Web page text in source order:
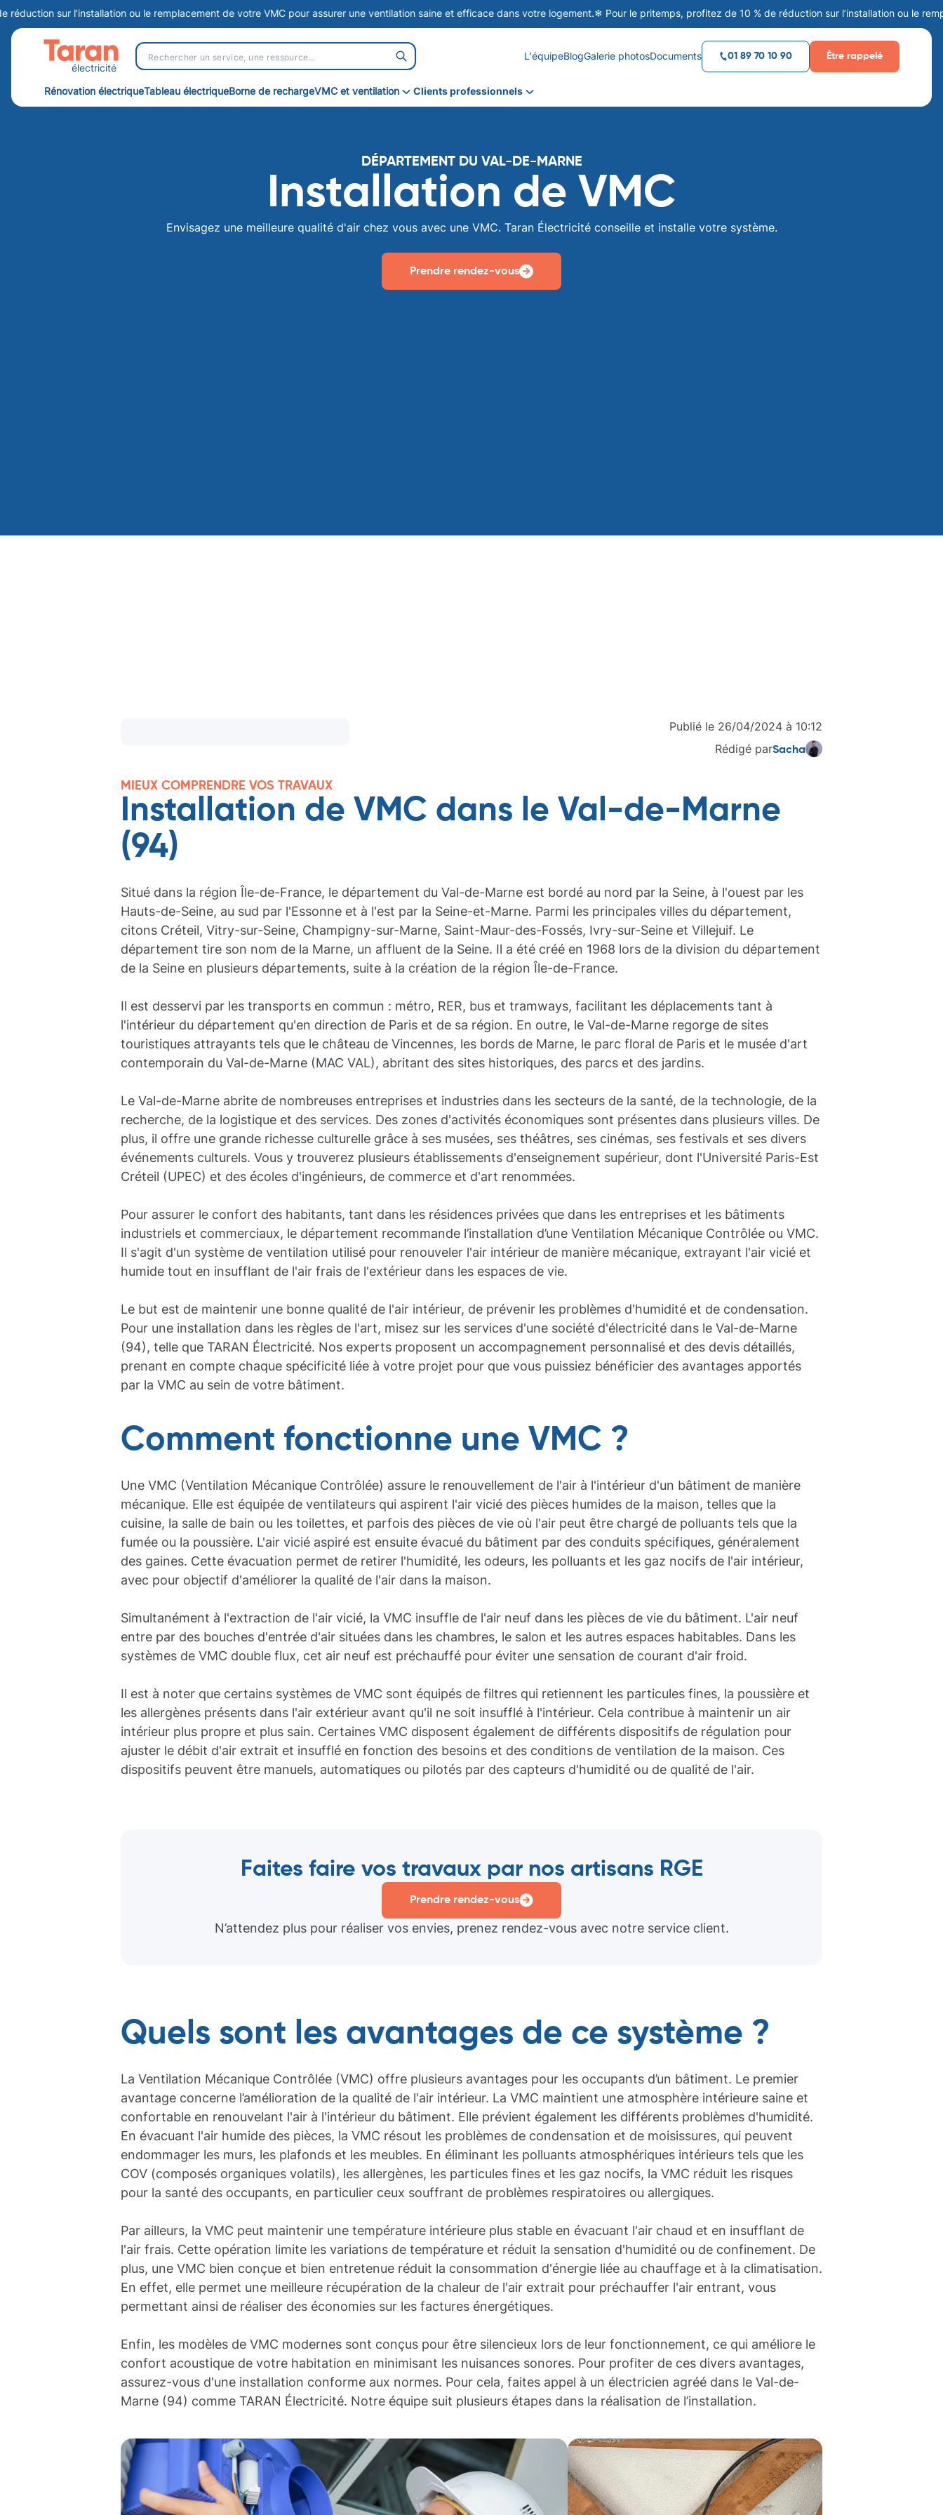
sur l’installation ou le remplacement de votre VMC pour assurer une ventilation saine et efficace dans votre logement.❄ Pour le pritemps, profitez de 10 % de réduction sur l’installation ou le
électricité
L'équipeBlogGalerie photosDocuments 01 89 70 10 90 Être rappelé
Rénovation électriqueTableau électriqueBorne de rechargeVMC et ventilation
Clients professionnels
DÉPARTEMENT DU VAL-DE-MARNE
Installation de VMC
Envisagez une meilleure qualité d'air chez vous avec une VMC. Taran Électricité conseille et installe votre système.
Prendre rendez-vous
Publié le 26/04/2024 à 10:12
Rédigé parSacha
MIEUX COMPRENDRE VOS TRAVAUX
Installation de VMC dans le Val-de-Marne
(94)
Situé dans la région Île-de-France, le département du Val-de-Marne est bordé au nord par la Seine, à l'ouest par les
Hauts-de-Seine, au sud par l'Essonne et à l'est par la Seine-et-Marne. Parmi les principales villes du département,
citons Créteil, Vitry-sur-Seine, Champigny-sur-Marne, Saint-Maur-des-Fossés, Ivry-sur-Seine et Villejuif. Le
département tire son nom de la Marne, un affluent de la Seine. Il a été créé en 1968 lors de la division du département
de la Seine en plusieurs départements, suite à la création de la région Île-de-France.
Il est desservi par les transports en commun : métro, RER, bus et tramways, facilitant les déplacements tant à
l'intérieur du département qu'en direction de Paris et de sa région. En outre, le Val-de-Marne regorge de sites
touristiques attrayants tels que le château de Vincennes, les bords de Marne, le parc floral de Paris et le musée d'art
contemporain du Val-de-Marne (MAC VAL), abritant des sites historiques, des parcs et des jardins.
Le Val-de-Marne abrite de nombreuses entreprises et industries dans les secteurs de la santé, de la technologie, de la
recherche, de la logistique et des services. Des zones d'activités économiques sont présentes dans plusieurs villes. De
plus, il offre une grande richesse culturelle grâce à ses musées, ses théâtres, ses cinémas, ses festivals et ses divers
événements culturels. Vous y trouverez plusieurs établissements d'enseignement supérieur, dont l'Université Paris-Est
Créteil (UPEC) et des écoles d'ingénieurs, de commerce et d'art renommées.
Pour assurer le confort des habitants, tant dans les résidences privées que dans les entreprises et les bâtiments
industriels et commerciaux, le département recommande l’installation d’une Ventilation Mécanique Contrôlée ou VMC.
Il s'agit d'un système de ventilation utilisé pour renouveler l'air intérieur de manière mécanique, extrayant l'air vicié et
humide tout en insufflant de l'air frais de l'extérieur dans les espaces de vie.
Le but est de maintenir une bonne qualité de l'air intérieur, de prévenir les problèmes d'humidité et de condensation.
Pour une installation dans les règles de l'art, misez sur les services d'une société d'électricité dans le Val-de-Marne
(94), telle que TARAN Électricité. Nos experts proposent un accompagnement personnalisé et des devis détaillés,
prenant en compte chaque spécificité liée à votre projet pour que vous puissiez bénéficier des avantages apportés
par la VMC au sein de votre bâtiment.
Comment fonctionne une VMC ?
Une VMC (Ventilation Mécanique Contrôlée) assure le renouvellement de l'air à l'intérieur d'un bâtiment de manière
mécanique. Elle est équipée de ventilateurs qui aspirent l'air vicié des pièces humides de la maison, telles que la
cuisine, la salle de bain ou les toilettes, et parfois des pièces de vie où l'air peut être chargé de polluants tels que la
fumée ou la poussière. L'air vicié aspiré est ensuite évacué du bâtiment par des conduits spécifiques, généralement
des gaines. Cette évacuation permet de retirer l'humidité, les odeurs, les polluants et les gaz nocifs de l'air intérieur,
avec pour objectif d'améliorer la qualité de l'air dans la maison.
Simultanément à l'extraction de l'air vicié, la VMC insuffle de l'air neuf dans les pièces de vie du bâtiment. L'air neuf
entre par des bouches d'entrée d'air situées dans les chambres, le salon et les autres espaces habitables. Dans les
systèmes de VMC double flux, cet air neuf est préchauffé pour éviter une sensation de courant d'air froid.
Il est à noter que certains systèmes de VMC sont équipés de filtres qui retiennent les particules fines, la poussière et
les allergènes présents dans l'air extérieur avant qu'il ne soit insufflé à l'intérieur. Cela contribue à maintenir un air
intérieur plus propre et plus sain. Certaines VMC disposent également de différents dispositifs de régulation pour
ajuster le débit d'air extrait et insufflé en fonction des besoins et des conditions de ventilation de la maison. Ces
dispositifs peuvent être manuels, automatiques ou pilotés par des capteurs d'humidité ou de qualité de l'air.
Faites faire vos travaux par nos artisans RGE
Prendre rendez-vous
N’attendez plus pour réaliser vos envies, prenez rendez-vous avec notre service client.
Quels sont les avantages de ce système ?
La Ventilation Mécanique Contrôlée (VMC) offre plusieurs avantages pour les occupants d’un bâtiment. Le premier
avantage concerne l’amélioration de la qualité de l'air intérieur. La VMC maintient une atmosphère intérieure saine et
confortable en renouvelant l'air à l'intérieur du bâtiment. Elle prévient également les différents problèmes d'humidité.
En évacuant l'air humide des pièces, la VMC résout les problèmes de condensation et de moisissures, qui peuvent
endommager les murs, les plafonds et les meubles. En éliminant les polluants atmosphériques intérieurs tels que les
COV (composés organiques volatils), les allergènes, les particules fines et les gaz nocifs, la VMC réduit les risques
pour la santé des occupants, en particulier ceux souffrant de problèmes respiratoires ou allergiques.
Par ailleurs, la VMC peut maintenir une température intérieure plus stable en évacuant l'air chaud et en insufflant de
l'air frais. Cette opération limite les variations de température et réduit la sensation d'humidité ou de confinement. De
plus, une VMC bien conçue et bien entretenue réduit la consommation d'énergie liée au chauffage et à la climatisation.
En effet, elle permet une meilleure récupération de la chaleur de l'air extrait pour préchauffer l'air entrant, vous
permettant ainsi de réaliser des économies sur les factures énergétiques.
Enfin, les modèles de VMC modernes sont conçus pour être silencieux lors de leur fonctionnement, ce qui améliore le
confort acoustique de votre habitation en minimisant les nuisances sonores. Pour profiter de ces divers avantages,
assurez-vous d'une installation conforme aux normes. Pour cela, faites appel à un électricien agréé dans le Val-de-
Marne (94) comme TARAN Électricité. Notre équipe suit plusieurs étapes dans la réalisation de l’installation.